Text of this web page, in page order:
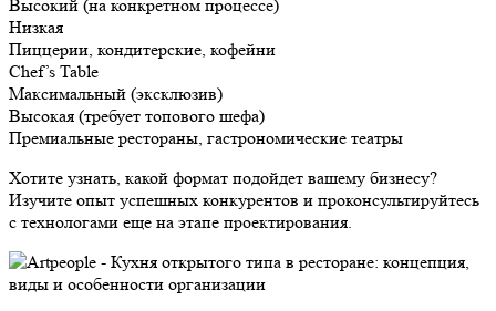
Высокий (на конкретном процессе)
Низкая
Пиццерии, кондитерские, кофейни
Chef’s Table
Максимальный (эксклюзив)
Высокая (требует топового шефа)
Премиальные рестораны, гастрономические театры
Хотите узнать, какой формат подойдет вашему бизнесу?
Изучите опыт успешных конкурентов и проконсультируйтесь
с технологами еще на этапе проектирования.